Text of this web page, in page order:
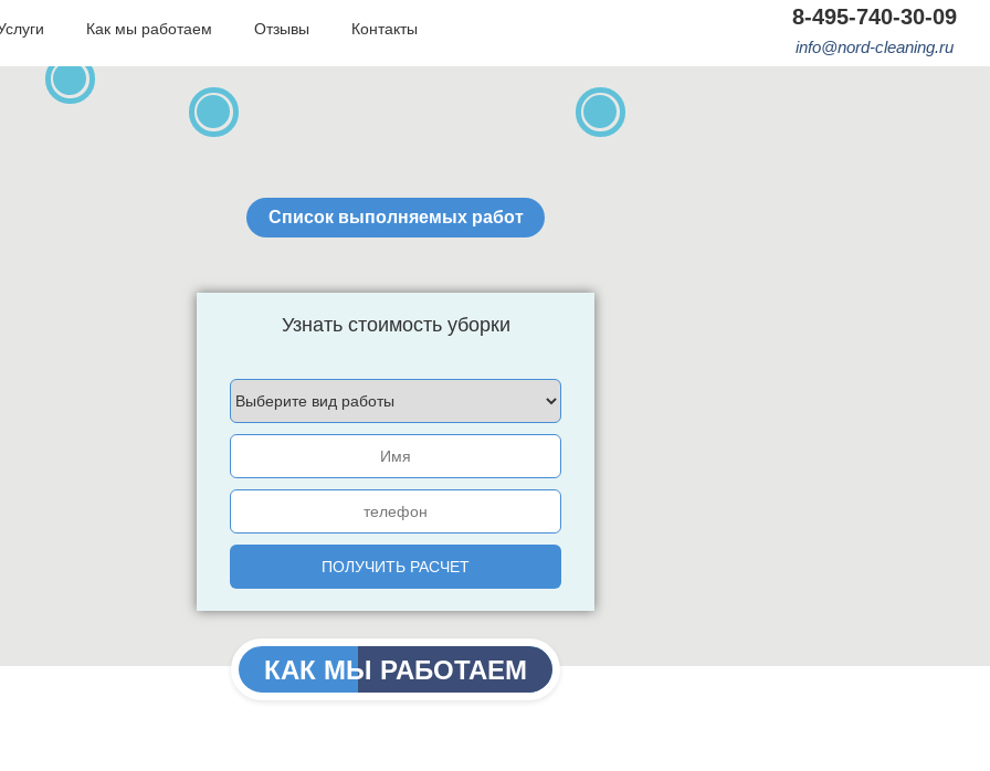
Как мы работаем Отзывы Контакты 8-495-740-30-09
info@nord-cleaning.ru
Профессиональная уборка офисов в г.Ногинск
Список выполняемых работ
Узнать стоимость уборки
КАК МЫ РАБОТАЕМ